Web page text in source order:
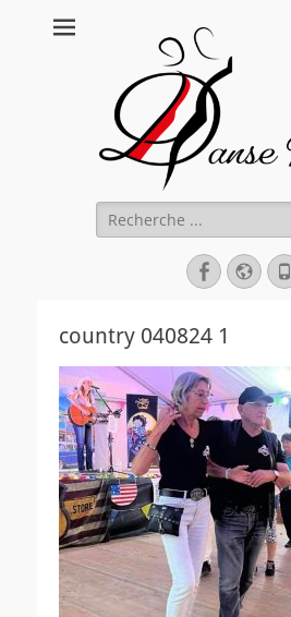
Rechercher :
Facebook
Site
web
country 040824 1